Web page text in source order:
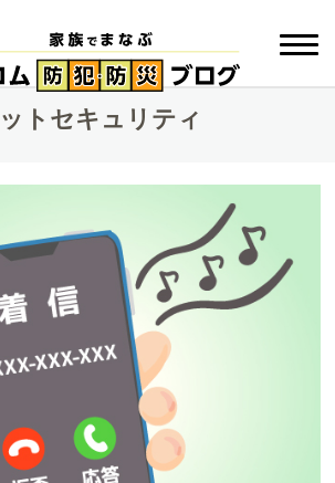
トセキュリティ